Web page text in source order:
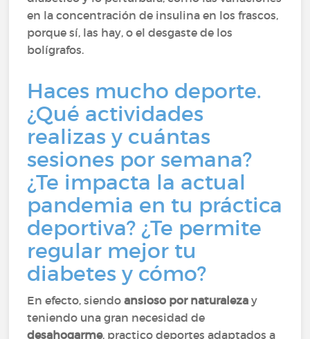
en la concentración de insulina en los frascos,
porque sí, las hay, o el desgaste de los
bolígrafos.
Haces mucho deporte.
¿Qué actividades
realizas y cuántas
sesiones por semana?
¿Te impacta la actual
pandemia en tu práctica
deportiva? ¿Te permite
regular mejor tu
diabetes y cómo?
En efecto, siendoansioso por naturaleza y
teniendo una gran necesidad de
desahogarme, practico deportes adaptados a